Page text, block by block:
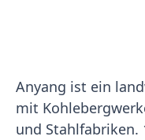
Anyang ist ein
mit
und Stahlfabriken.